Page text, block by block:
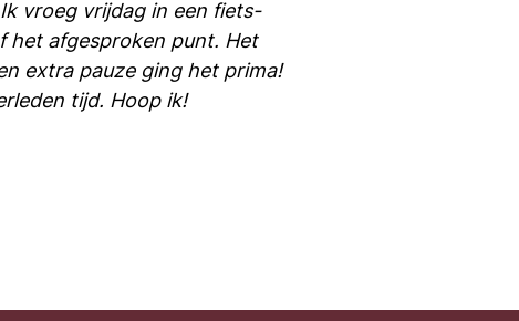
vroeg vrijdag in een fiets-
het afgesproken punt. Het
extra pauze ging het prima!
tijd. Hoop ik!